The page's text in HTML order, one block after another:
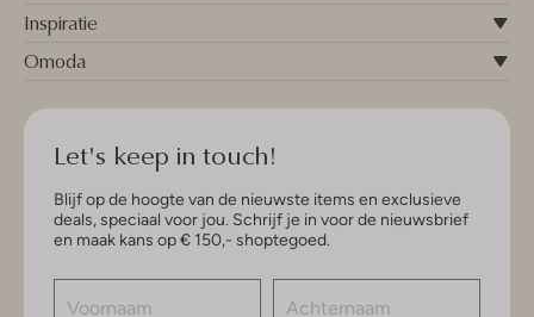
Inspiratie
Omoda
Let's keep in touch!
Blijf op de hoogte van de nieuwste items en exclusieve
deals, speciaal voor jou. Schrijf je in voor de nieuwsbrief
en maak kans op € 150,- shoptegoed.